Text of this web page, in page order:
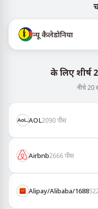
न्यू कैलेडोनिया
के लिए शीर्ष
नीचे 20
AOL2090पीस
Airbnb2666पीस
Alipay/Alibaba/1688